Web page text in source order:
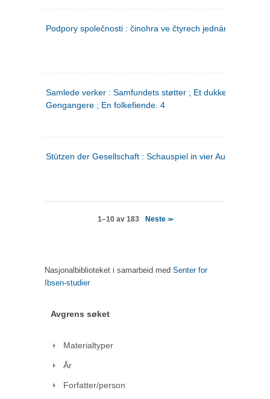
Podpory společnosti : činohra ve čtyrech jednáních
Samlede verker : Samfundets støtter ; Et dukkehjem ;
Gengangere ; En folkefiende. 4
Stützen der Gesellschaft : Schauspiel in vier Aufzügen
1–10 av 183 Neste >>
Nasjonalbiblioteket i samarbeid med Senter for
Ibsen-studier
Avgrens søket
Materialtyper
År
Forfatter/person